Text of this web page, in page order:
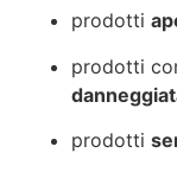
prodotti
prodotti
prodotti